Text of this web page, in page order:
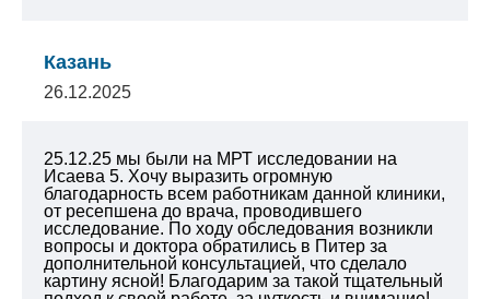
Казань
26.12.2025
25.12.25 мы были на МРТ исследовании на
Исаева 5. Хочу выразить огромную
благодарность всем работникам данной клиники,
от ресепшена до врача, проводившего
исследование. По ходу обследования возникли
вопросы и доктора обратились в Питер за
дополнительной консультацией, что сделало
картину ясной! Благодарим за такой тщательный